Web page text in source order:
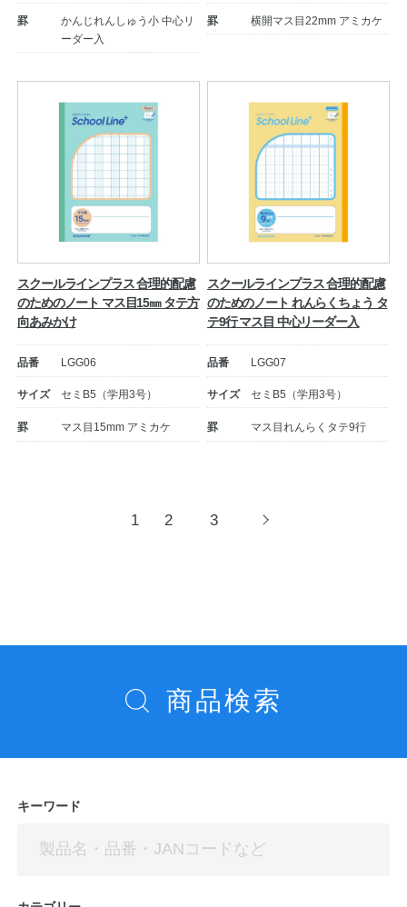
罫
かんじれんしゅう小 中心リ
ーダー入
罫 横開マス目22mm アミカケ
スクールラインプラス 合理的配慮
のためのノート マス目15㎜ タテ方
向あみかけ
品番 LGG06
サイズ セミB5（学用3号）
罫 マス目15mm アミカケ
スクールラインプラス 合理的配慮
のためのノート れんらくちょう タ
テ9行 マス目 中心リーダー入
品番 LGG07
サイズ セミB5（学用3号）
罫 マス目れんらくタテ9行
ー
1 2 3
次
商品検索
キーワード